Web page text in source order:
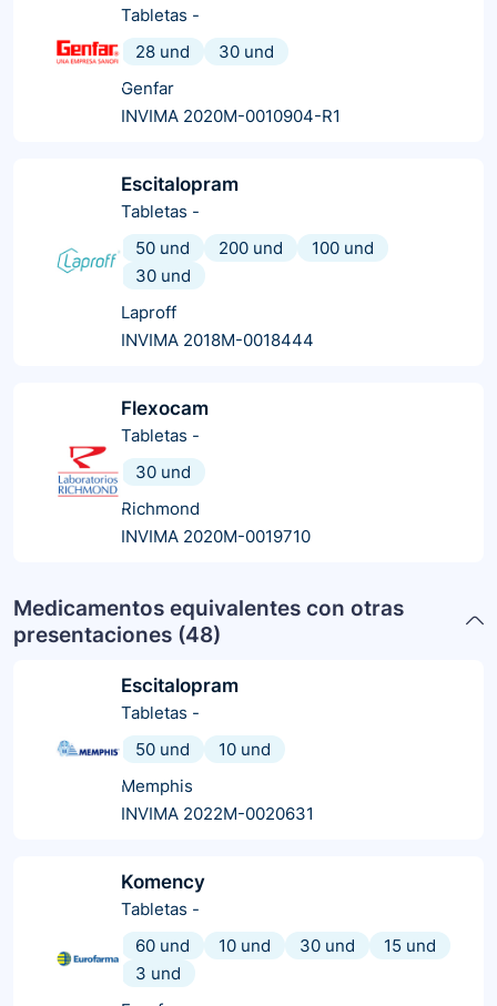
Tabletas -
28 und
30 und
Genfar
INVIMA 2020M-0010904-R1
Escitalopram
Tabletas -
50 und
200 und
100 und
30 und
Laproff
INVIMA 2018M-0018444
Flexocam
Tabletas -
30 und
Richmond
INVIMA 2020M-0019710
Medicamentos equivalentes con otras
presentaciones (48)
Escitalopram
Tabletas -
50 und
10 und
Memphis
INVIMA 2022M-0020631
Komency
Tabletas -
60 und
10 und 30 und
15 und
3 und